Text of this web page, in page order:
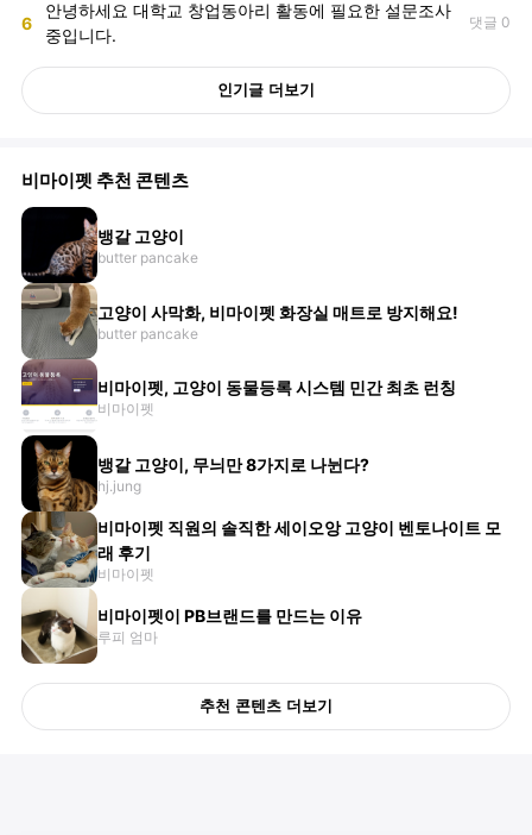
6
안녕하세요 대학교 창업동아리 활동에 필요한 설문조사
중입니다.
댓글 0
인기글 더보기
비마이펫 추천 콘텐츠
뱅갈 고양이
butter pancake
고양이 사막화, 비마이펫 화장실 매트로 방지해요!
butter pancake
비마이펫, 고양이 동물등록 시스템 민간 최초 런칭
비마이펫
뱅갈 고양이, 무늬만 8가지로 나뉜다?
hj.jung
비마이펫 직원의 솔직한 세이오앙 고양이 벤토나이트 모
래 후기
비마이펫
비마이펫이 PB브랜드를 만드는 이유
루피 엄마
추천 콘텐츠 더보기